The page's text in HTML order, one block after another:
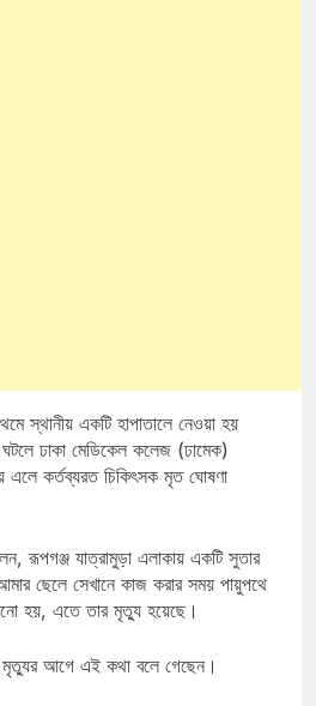
স্থানীয় একটি হাপাতালে নেওয়া হয়
ঢাকা মেডিকেল কলেজ (ঢামেক)
এলে কর্তব্যরত চিকিৎসক মৃত ঘোষণা
রূপগঞ্জ যাত্রামুড়া এলাকায় একটি সুতার
ছেলে সেখানে কাজ করার সময় পায়ুপথে
হয়, এতে তার মৃত্যু হয়েছে।
মৃত্যুর আগে এই কথা বলে গেছেন।